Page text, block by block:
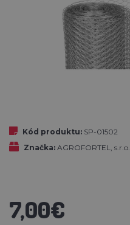
Kód produktu: SP-01502
Značka: AGROFORTEL, s.r.o.
7,00€